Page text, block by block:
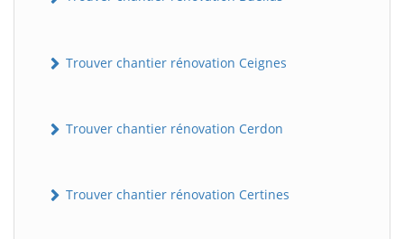
Trouver chantier rénovation Ceignes
Trouver chantier rénovation Cerdon
Trouver chantier rénovation Certines